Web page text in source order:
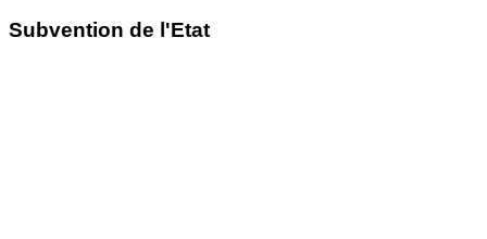
Subvention de l'Etat